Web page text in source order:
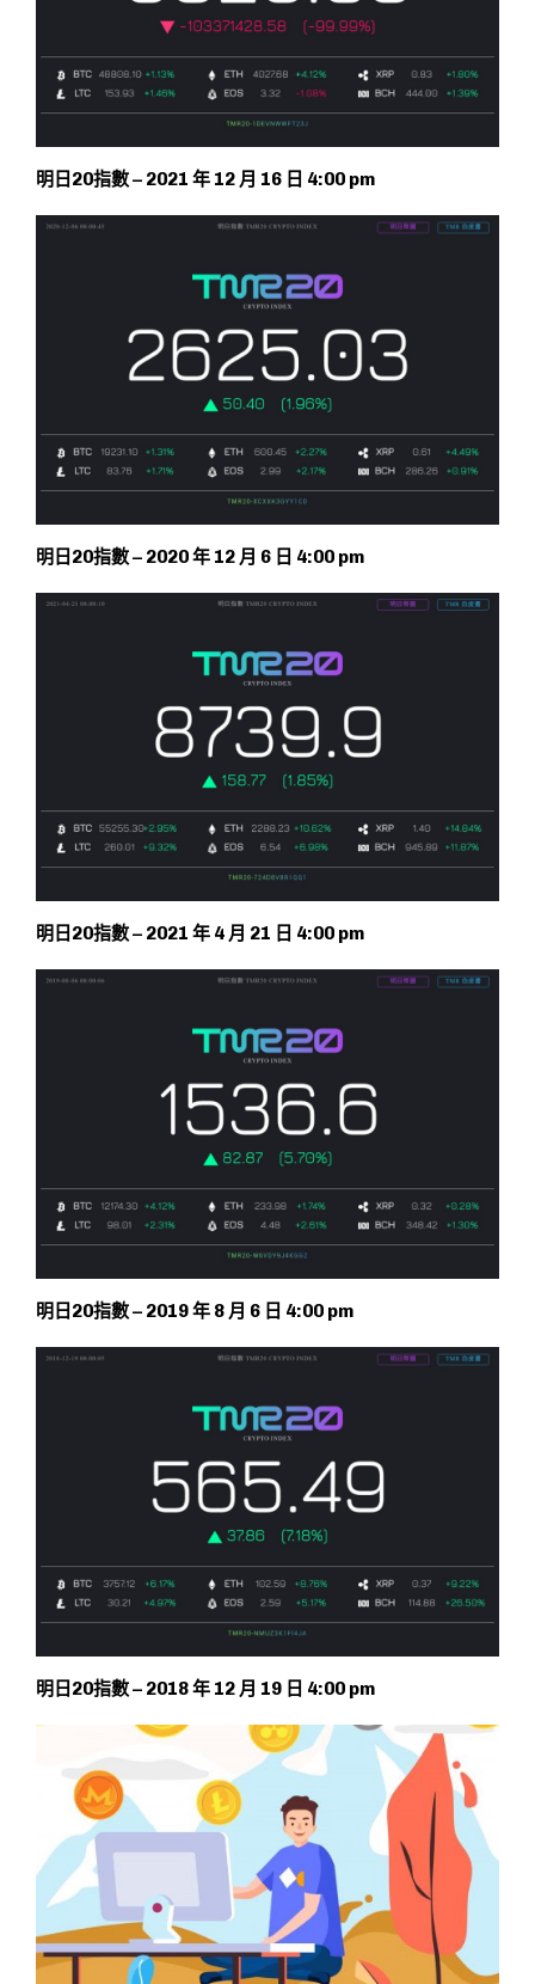
明日20指數 – 2021 年 12 月 16 日 4:00 pm
明日20指數 – 2020 年 12 月 6 日 4:00 pm
明日20指數 – 2021 年 4 月 21 日 4:00 pm
明日20指數 – 2019 年 8 月 6 日 4:00 pm
明日20指數 – 2018 年 12 月 19 日 4:00 pm